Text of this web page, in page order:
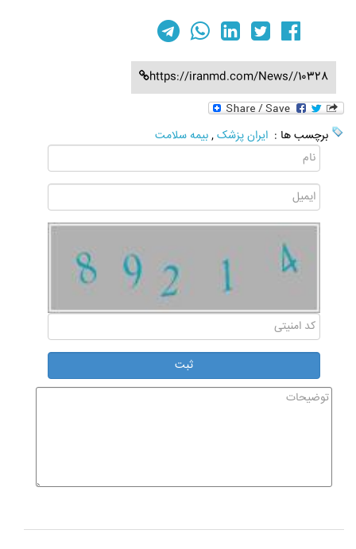
https://iranmd.com/News//10328
برچسب ها : ایران پزشک,بیمه سلامت